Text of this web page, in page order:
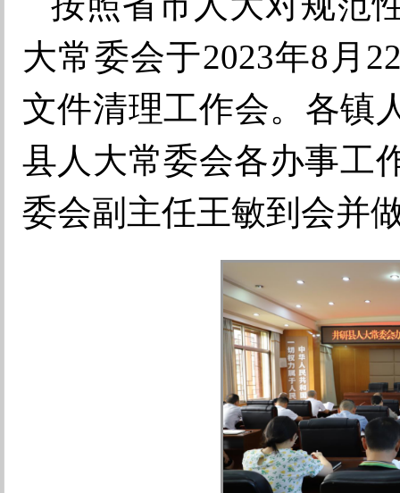
大常委会于2023年8月
文件清理工作会。各镇
县人大常委会各办事工
委会副主任王敏到会并